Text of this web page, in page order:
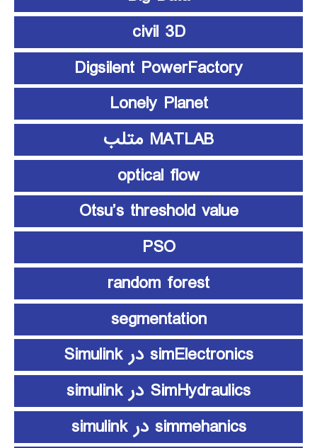
civil 3D
Digsilent PowerFactory
Lonely Planet
MATLAB متلب
optical flow
Otsu’s threshold value
PSO
random forest
segmentation
simElectronics در Simulink
SimHydraulics در simulink
simmehanics در simulink